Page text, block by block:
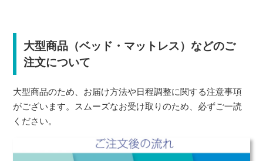
大型商品（ベッド・マットレス）などのご
注文について
大型商品のため、お届け方法や日程調整に関する注意事項
がございます。スムーズなお受け取りのため、必ずご一読
ください。